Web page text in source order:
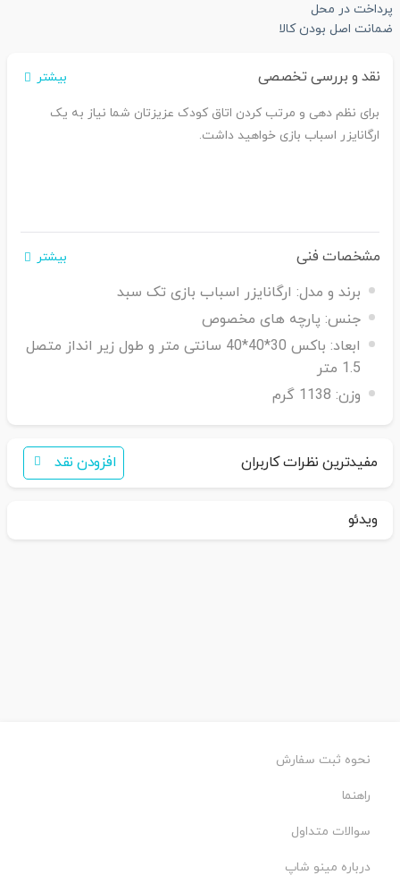
پرداخت در محل
ضمانت اصل بودن کالا
نقد و بررسی تخصصی بیشتر
برای نظم دهی و مرتب کردن اتاق کودک عزیزتان شما نیاز به یک
ارگانایزر اسباب بازی خواهید داشت.
مشخصات فنی بیشتر
برند و مدل: ارگانایزر اسباب بازی تک سبد
جنس: پارچه های مخصوص
ابعاد:
باکس 30*40*40 سانتی متر و طول زیر انداز متصل
1.5 متر
وزن: 1138 گرم
مفیدترین نظرات کاربران افزودن نقد
ویدئو
نحوه ثبت سفارش
راهنما
سوالات متداول
درباره مینو شاپ